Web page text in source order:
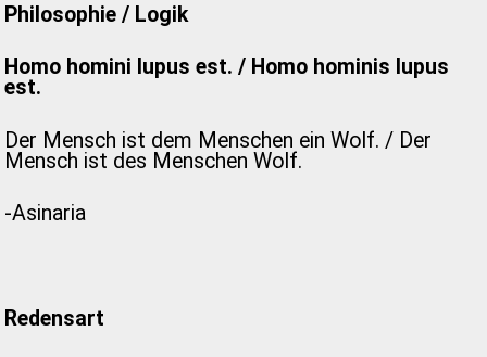
Philosophie / Logik
Homo homini lupus est. / Homo hominis lupus
est.
Der Mensch ist dem Menschen ein Wolf. / Der
Mensch ist des Menschen Wolf.
-Asinaria
Redensart